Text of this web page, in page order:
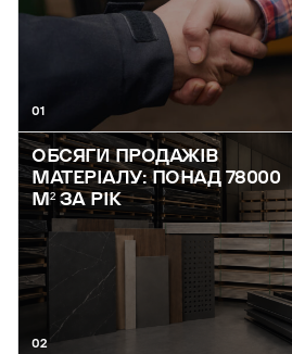
01
ОБСЯГИ ПРОДАЖІВ
МАТЕРІАЛУ: ПОНАД 78000
М² ЗА РІК
02